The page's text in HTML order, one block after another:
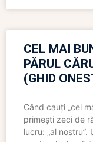
CEL MAI
PĂRUL
(GHID
Când cauți „cel
primești zeci de
lucru: „al